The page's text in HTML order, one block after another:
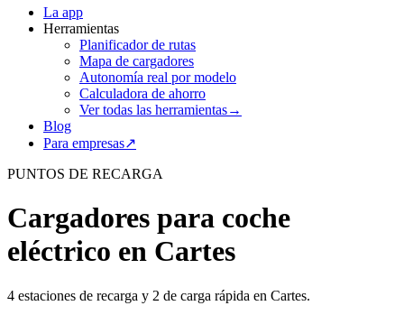
La app
Herramientas
Planificador de rutas
Mapa de cargadores
Autonomía real por modelo
Calculadora de ahorro
Ver todas las herramientas→
Blog
Para empresas↗
PUNTOS DE RECARGA
Cargadores para coche
eléctrico en Cartes
4 estaciones de recarga y 2 de carga rápida en Cartes.